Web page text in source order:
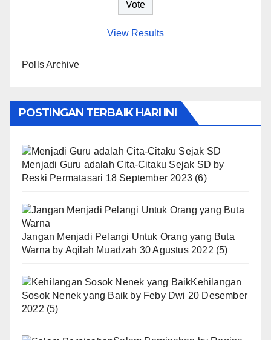
View Results
Polls Archive
POSTINGAN TERBAIK HARI INI
Menjadi Guru adalah Cita-Citaku Sejak SD by
Reski Permatasari 18 September 2023 (6)
Jangan Menjadi Pelangi Untuk Orang yang Buta
Warna by Aqilah Muadzah 30 Agustus 2022 (5)
Kehilangan
Sosok Nenek yang Baik by Feby Dwi 20 Desember
2022 (5)